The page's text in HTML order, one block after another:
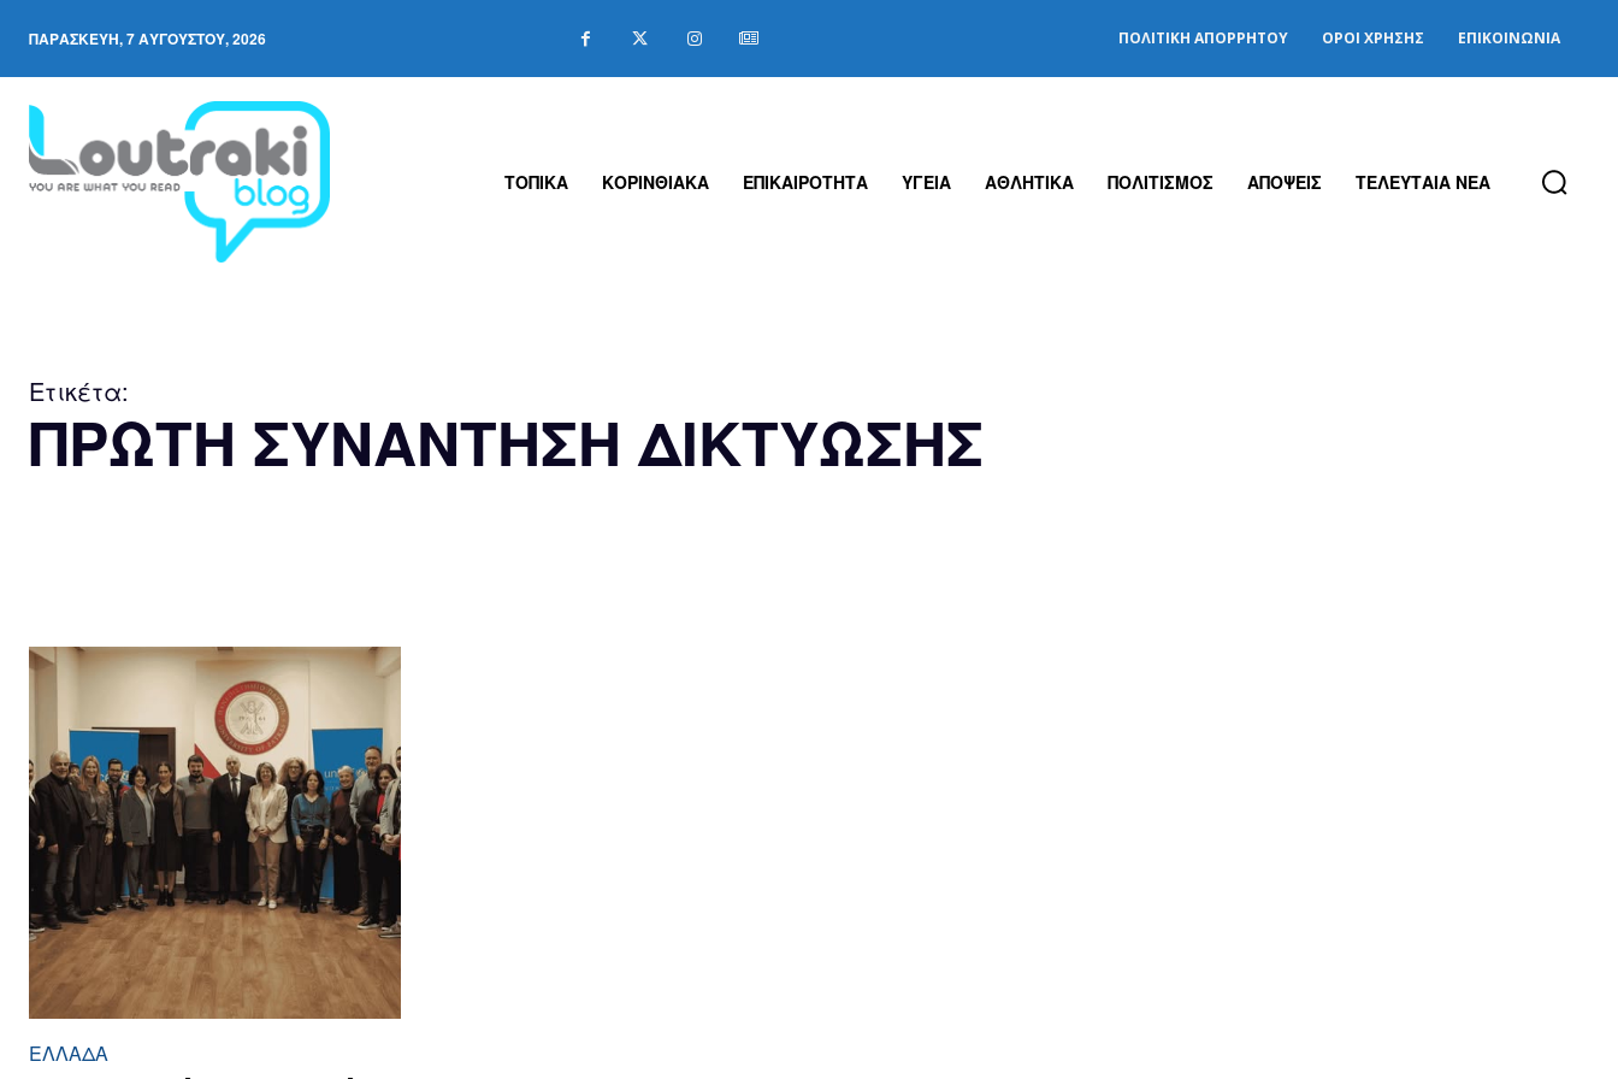
ΠΑΡΑΣΚΕΥΉ, 7 ΑΥΓΟΎΣΤΟΥ, 2026 ΠΟΛΙΤΙΚΉ ΑΠΟΡΡΉΤΟΥ ΌΡΟΙ ΧΡΉΣΗΣ ΕΠΙΚΟΙΝΩΝΊΑ
ΤΟΠΙΚΑ ΚΟΡΙΝΘΙΑΚΑ ΕΠΙΚΑΙΡΟΤΗΤΑ ΥΓΕΙΑ ΑΘΛΗΤΙΚΑ ΠΟΛΙΤΙΣΜΟΣ ΑΠΟΨΕΙΣ ΤΕΛΕΥΤΑΙΑ ΝΕΑ
Ετικέτα:
ΠΡΩΤΗ ΣΥΝΑΝΤΗΣΗ ΔΙΚΤΥΩΣΗΣ
ΕΛΛΆΔΑ